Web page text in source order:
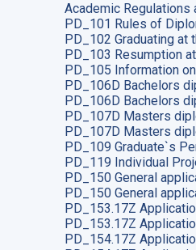
Academic Regulations
PD_101 Rules of
PD_102 Graduating at
PD_103 Resumption
PD_105 Information
PD_106D Bachelors
PD_106D Bachelors
PD_107D Masters
PD_107D Masters
PD_109 Graduate`s
PD_119 Individual
PD_150 General
PD_150 General
PD_153.17Z
PD_153.17Z
PD_154.17Z